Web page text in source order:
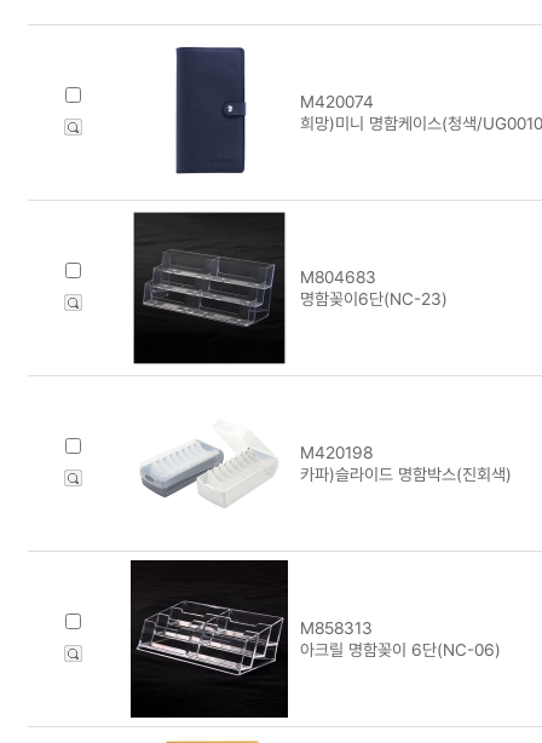
M420074
희망)미니 명함케이스(청색/
M804683
명함꽂이6단(NC-23)
M420198
카파)슬라이드 명함박스(진회색)
M858313
아크릴 명함꽂이 6단(NC-06)